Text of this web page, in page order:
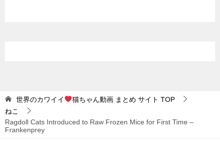
世界のカワイイ 猫ちゃん動画 まとめ サイト TOP
ねこ
Ragdoll Cats Introduced to Raw Frozen Mice for First Time –
Frankenprey